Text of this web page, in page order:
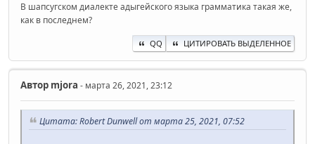
В шапсугском диалекте адыгейского языка грамматика такая же,
как в последнем?
QQ ЦИТИРОВАТЬ ВЫДЕЛЕННОЕ
Автор mjora - марта 26, 2021, 23:12
Цитата: Robert Dunwell от марта 25, 2021, 07:52